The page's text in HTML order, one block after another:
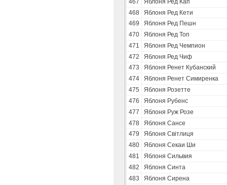
467
Яблоня Ред Кап
468
Яблоня Ред Кети
469
Яблоня Ред Пешн
470
Яблоня Ред Топ
471
Яблоня Ред Чемпион
472
Яблоня Ред Чиф
473
Яблоня Ренет Кубанский
474
Яблоня Ренет Симиренка
475
Яблоня Розетте
476
Яблоня Рубенс
477
Яблоня Руж Розе
478
Яблоня Сансе
479
Яблоня Свiтлиця
480
Яблоня Секаи Ши
481
Яблоня Сильвия
482
Яблоня Синта
483
Яблоня Сирена